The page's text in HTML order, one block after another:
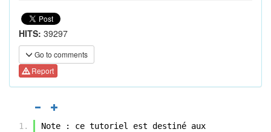
HITS: 39297
Go to comments
Report
Note : ce tutoriel est destiné aux